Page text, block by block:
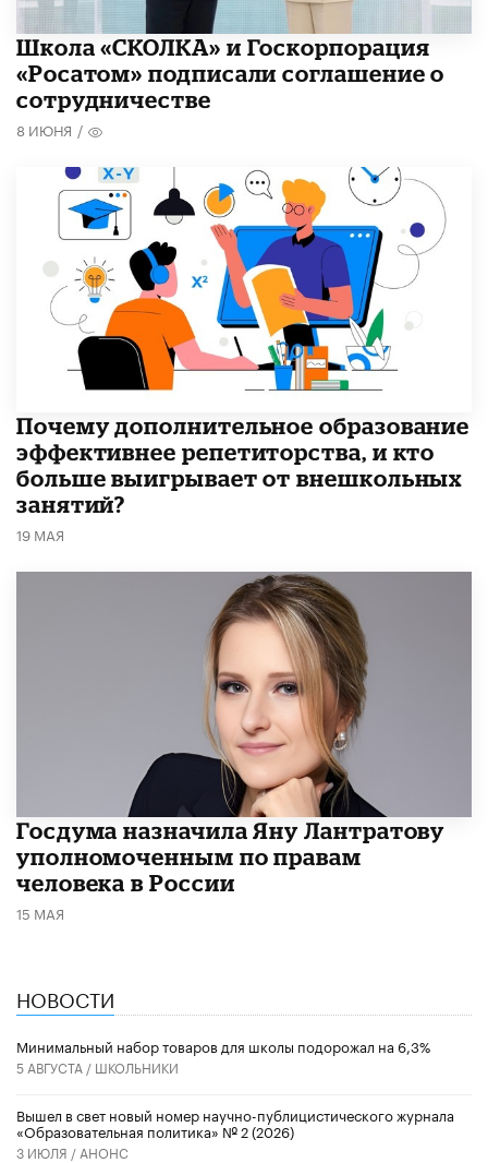
Школа «СКОЛКА» и Госкорпорация
«Росатом» подписали соглашение о
сотрудничестве
8 ИЮНЯ /
​Почему дополнительное образование
эффективнее репетиторства, и кто
больше выигрывает от внешкольных
занятий?
19 МАЯ
Госдума назначила Яну Лантратову
уполномоченным по правам
человека в России
15 МАЯ
НОВОСТИ
Минимальный набор товаров для школы подорожал на 6,3%
5 АВГУСТА / ШКОЛЬНИКИ
Вышел в свет новый номер научно-публицистического журнала
«Образовательная политика» № 2 (2026)
3 ИЮЛЯ / АНОНС